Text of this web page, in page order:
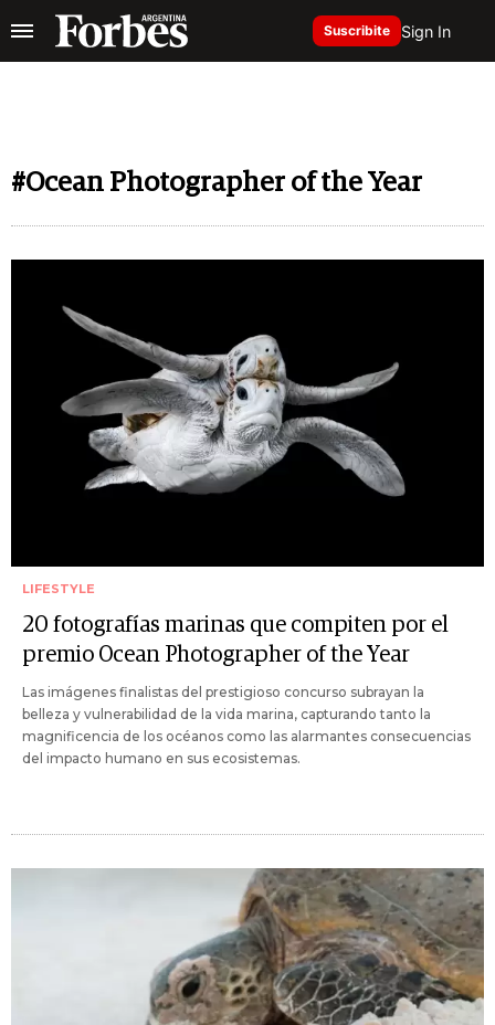
Suscribite Sign In
#Ocean Photographer of the Year
LIFESTYLE
20 fotografías marinas que compiten por el
premio Ocean Photographer of the Year
Las imágenes finalistas del prestigioso concurso subrayan la
belleza y vulnerabilidad de la vida marina, capturando tanto la
magnificencia de los océanos como las alarmantes consecuencias
del impacto humano en sus ecosistemas.